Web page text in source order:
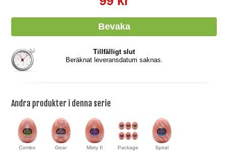
Tillfälligt slut
Beräknat leveransdatum saknas.
Andra produkter i denna serie
Combo Gear Misty II Package Spiral